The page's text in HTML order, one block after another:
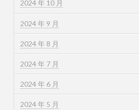
2024 年 10 月
2024 年 9 月
2024 年 8 月
2024 年 7 月
2024 年 6 月
2024 年 5 月